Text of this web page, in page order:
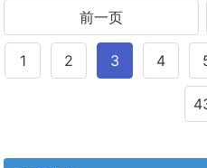
前一页
1 2 3 4